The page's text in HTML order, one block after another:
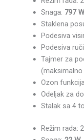
Snaga: 797 W
Staklena
Podesiva
Podesiva
Tajmer za
Ozon
Odeljak za
Stalak sa 4
Režim rada: